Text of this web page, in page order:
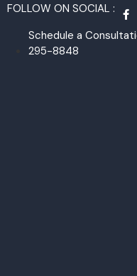
FOLLOW ON SOCIAL :
Schedule a
295-8848